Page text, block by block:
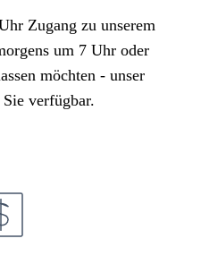
Zugang zu unserem
um 7 Uhr oder
möchten - unser
verfügbar.